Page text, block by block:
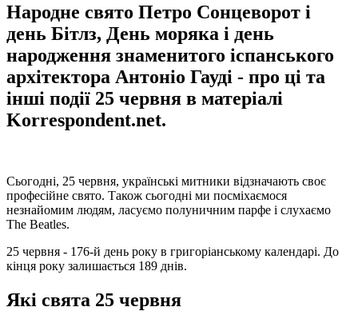
Народне свято Петро Сонцеворот і
день Бітлз, День моряка і день
народження знаменитого іспанського
архітектора Антоніо Гауді - про ці та
інші події 25 червня в матеріалі
Korrespondent.net.
Сьогодні, 25 червня, українські митники відзначають своє
професійне свято. Також сьогодні ми посміхаємося
незнайомим людям, ласуємо полуничним парфе і слухаємо
The Beatles.
25 червня - 176-й день року в григоріанському календарі. До
кінця року залишається 189 днів.
Які свята 25 червня